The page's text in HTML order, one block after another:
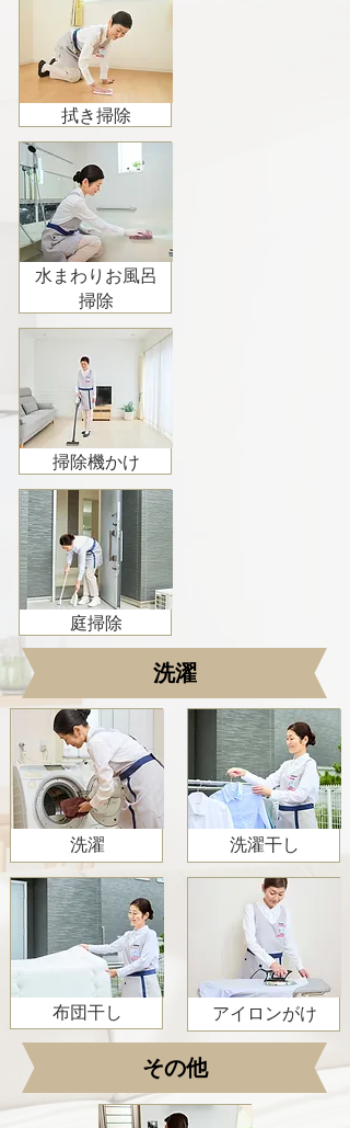
拭き掃除
水まわりお風呂
掃除
掃除機かけ
庭掃除
洗濯
洗濯
布団干し
洗濯干し
アイロンがけ
その他